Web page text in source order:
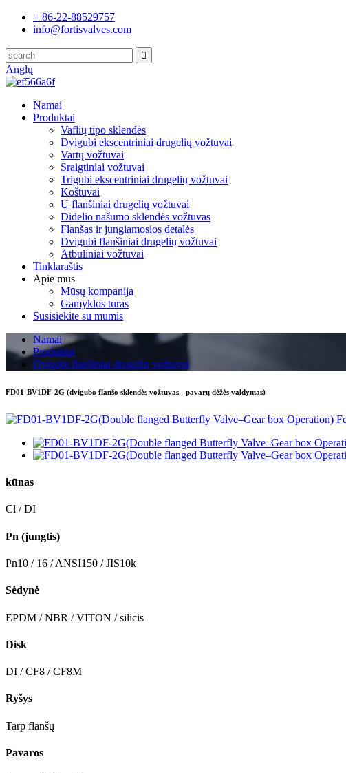
+ 86-22-88529757
info@fortisvalves.com
Anglų
Namai
Produktai
Vaflių tipo sklendės
Dvigubi ekscentriniai drugelių vožtuvai
Vartų vožtuvai
Sraigtiniai vožtuvai
Trigubi ekscentriniai drugelių vožtuvai
Koštuvai
U flanšiniai drugelių vožtuvai
Didelio našumo sklendės vožtuvas
Flanšas ir jungiamosios detalės
Dvigubi flanšiniai drugelių vožtuvai
Atbuliniai vožtuvai
Tinklaraštis
Apie mus
Mūsų kompanija
Gamyklos turas
Susisiekite su mumis
Namai
Produktai
Dvigubi flanšiniai drugelių vožtuvai
FD01-BV1DF-2G (dvigubo flanšo sklendės vožtuvas - pavarų dėžės valdymas)
kūnas
Cl / DI
Pn (jungtis)
Pn10 / 16 / ANSI150 / JIS10k
Sėdynė
EPDM / NBR / VITON / silicis
Disk
DI / CF8 / CF8M
Ryšys
Tarp flanšų
Pavaros